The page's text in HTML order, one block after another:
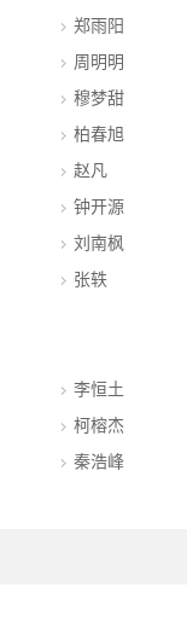
郑雨阳
周明明
穆梦甜
柏春旭
赵凡
钟开源
刘南枫
张轶
李恒土
柯榕杰
秦浩峰